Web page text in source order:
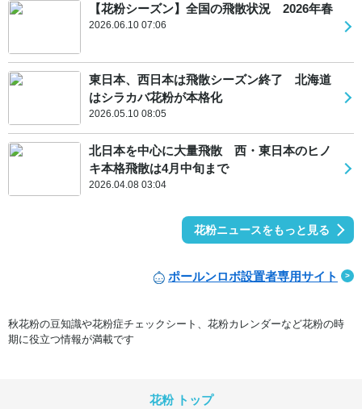
【花粉シーズン】全国の飛散状況 2026年春
2026.06.10 07:06
東日本、西日本は飛散シーズン終了 北海道
はシラカバ花粉が本格化
2026.05.10 08:05
北日本を中心に大量飛散 西・東日本のヒノ
キ本格飛散は4月中旬まで
2026.04.08 03:04
花粉ニュースをもっと見る
ポールンロボ設置者専用サイト
秋花粉の豆知識や花粉症チェックシート、花粉カレンダーなど花粉の時
期に役立つ情報が満載です
花粉 トップ